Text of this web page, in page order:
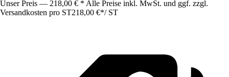
Unser Preis — 218,00 € * Alle Preise inkl. MwSt. und ggf. zzgl.
Versandkosten pro ST218,00 €*/ ST